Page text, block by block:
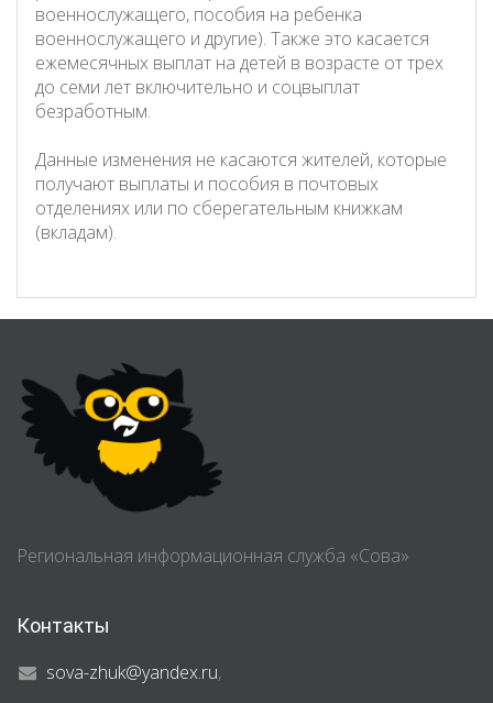
военнослужащего, пособия на ребенка
военнослужащего и другие). Также это касается
ежемесячных выплат на детей в возрасте от трех
до семи лет включительно и соцвыплат
безработным.
Данные изменения не касаются жителей, которые
получают выплаты и пособия в почтовых
отделениях или по сберегательным книжкам
(вкладам).
Региональная информационная служба «Сова»
Контакты
sova-zhuk@yandex.ru,